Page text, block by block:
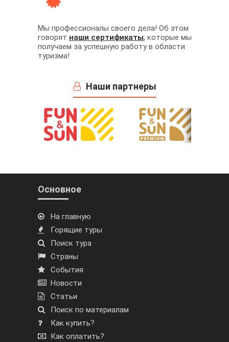
Мы профессионалы своего дела! Об этом
говорят наши сертификаты, которые мы
получаем за успешную работу в области
туризма!
Наши партнеры
Основное
На главную
Горящие туры
Поиск тура
Страны
События
Новости
Статьи
Поиск по материалам
Как купить?
Как оплатить?